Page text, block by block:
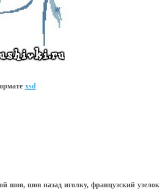
xsd
шов, шов назад иголку, французский узелок